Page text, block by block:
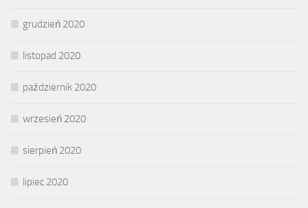
grudzień 2020
listopad 2020
październik 2020
wrzesień 2020
sierpień 2020
lipiec 2020